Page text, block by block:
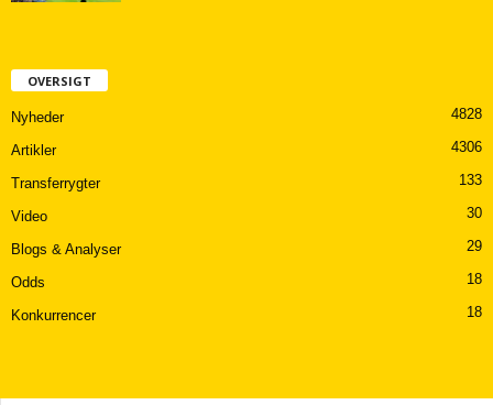
OVERSIGT
Nyheder 4828
Artikler 4306
Transferrygter 133
Video 30
Blogs & Analyser 29
Odds 18
Konkurrencer 18